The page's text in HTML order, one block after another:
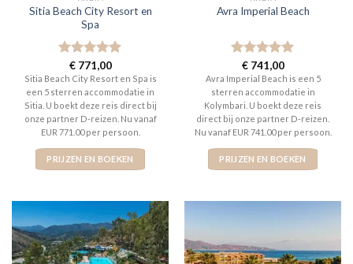
Sitia Beach City Resort en
Spa
Gewaardeerd
5uit 5
€771,00
Sitia Beach City Resort en Spa is
een 5 sterren accommodatie in
Sitia. U boekt deze reis direct bij
onze partner D-reizen. Nu vanaf
EUR 771.00 per persoon.
PRIJZEN EN BOEKEN
Avra Imperial Beach
Gewaardeerd
5uit 5
€741,00
Avra Imperial Beach is een 5
sterren accommodatie in
Kolymbari. U boekt deze reis
direct bij onze partner D-reizen.
Nu vanaf EUR 741.00 per persoon.
PRIJZEN EN BOEKEN